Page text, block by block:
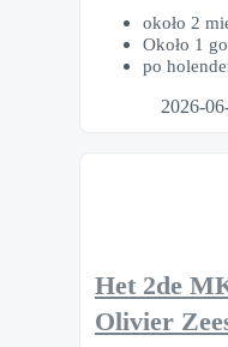
około 2
Około 1
po
2026-
Het 2de
Olivier